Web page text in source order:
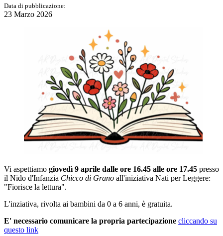
Data di pubblicazione:
23 Marzo 2026
Vi aspettiamo giovedì 9 aprile dalle ore 16.45 alle ore 17.45 presso
il Nido d'Infanzia Chicco di Grano all'iniziativa Nati per Leggere:
"Fiorisce la lettura".
L'inziativa, rivolta ai bambini da 0 a 6 anni, è gratuita.
E' necessario comunicare la propria partecipazione cliccando su
questo link